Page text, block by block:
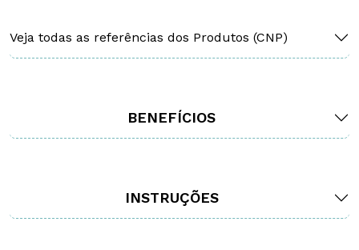
Veja todas as referências dos Produtos (CNP)
BENEFÍCIOS
INSTRUÇÕES